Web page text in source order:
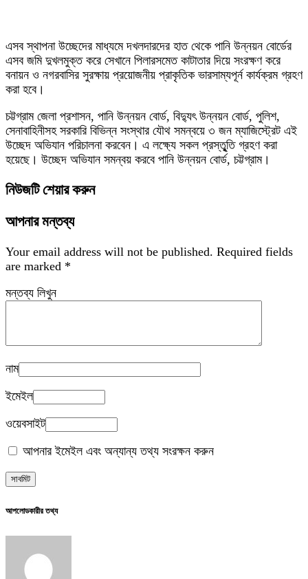
এসব স্থাপনা উচ্ছেদের মাধ্যমে দখলদারদের হাত থেকে পানি উন্নয়ন বোর্ডের
এসব জমি দুখলমুক্ত করে সেখানে পিলারসমেত কাটাতার দিয়ে সংরক্ষণ করে
বনায়ন ও নগরবাসির সুরক্ষায় প্রয়োজনীয় প্রাকৃতিক ভারসাম্যপূর্ন কার্যক্রম গ্রহণ
করা হবে।
চট্টগ্রাম জেলা প্রশাসন, পানি উন্নয়ন বোর্ড, বিদ্যুৎ উন্নয়ন বোর্ড, পুলিশ,
সেনাবাহিনীসহ সরকারি বিভিন্ন সংস্থার যৌথ সমন্বয়ে ৩ জন ম্যাজিস্ট্রেট এই
উচ্ছেদ অভিযান পরিচালনা করবেন। এ লক্ষ্যে সকল প্রস্তৃুতি গ্রহণ করা
হয়েছে। উচ্ছেদ অভিযান সমন্বয় করবে পানি উন্নয়ন বোর্ড, চট্টগ্রাম।
নিউজটি শেয়ার করুন
আপনার মন্তব্য
Your email address will not be published. Required fields
are marked *
মন্তব্য লিখুন
নাম
ইমেইল
ওয়েবসাইট
আপনার ইমেইল এবং অন্যান্য তথ্য সংরক্ষন করুন
আপলোডকারীর তথ্য